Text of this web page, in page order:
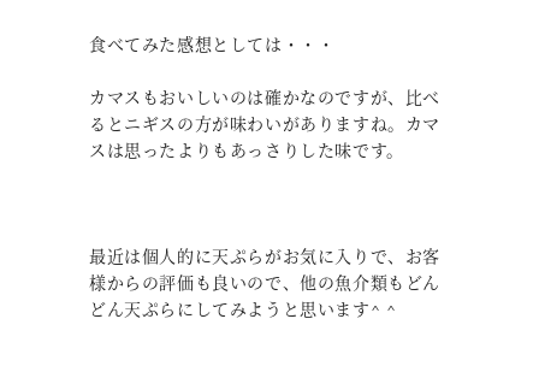
食べてみた感想としては・・・
カマスもおいしいのは確かなのですが、比べ
るとニギスの方が味わいがありますね。カマ
スは思ったよりもあっさりした味です。
最近は個人的に天ぷらがお気に入りで、お客
様からの評価も良いので、他の魚介類もどん
どん天ぷらにしてみようと思います^ ^